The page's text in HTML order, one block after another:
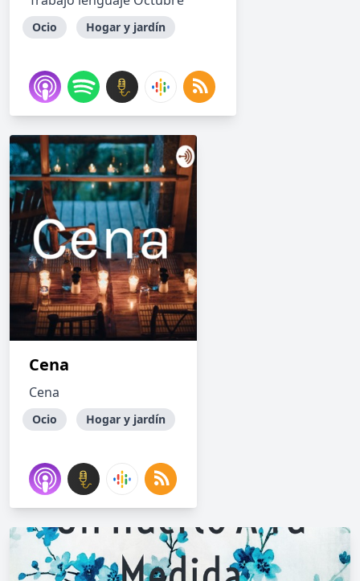
Ocio Hogar y jardín
Cena
Cena
Ocio Hogar y jardín